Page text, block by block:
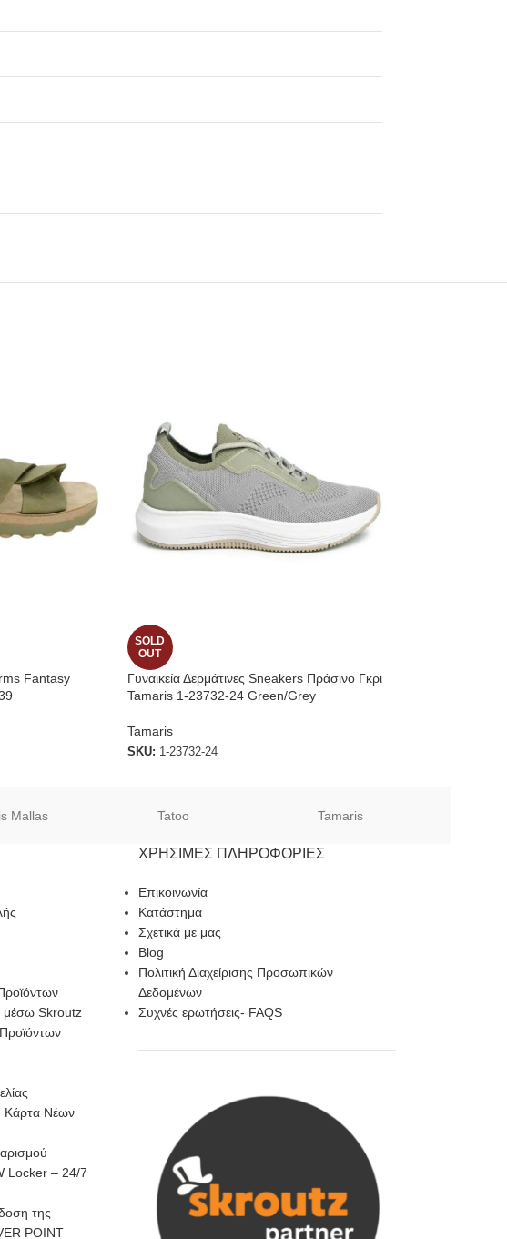
Fantasy
SOLD
OUT
Γυναικεία Δερμάτινες Sneakers Πράσινο Γκρι
Tamaris 1-23732-24 Green/Grey
Tamaris
SKU: 1-23732-24
Mallas Tatoo Tamaris
μέσω Skroutz
Κάρτα Νέων
Locker – 24/7
της
POINT
ΧΡΉΣΙΜΕΣ ΠΛΗΡΟΦΟΡΊΕΣ
Επικοινωνία
Κατάστημα
Σχετικά με μας
Blog
Πολιτική Διαχείρισης Προσωπικών
Δεδομένων
Συχνές ερωτήσεις- FAQS